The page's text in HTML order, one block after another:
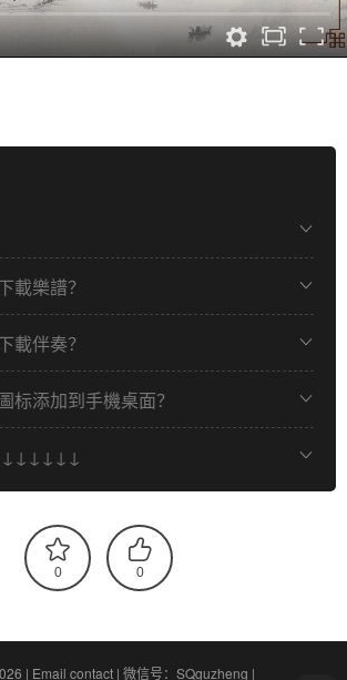
載樂譜？
載伴奏？
标添加到手機桌面？
↓↓↓↓↓↓
0 0
| Email contact | 微信号：SQguzheng |